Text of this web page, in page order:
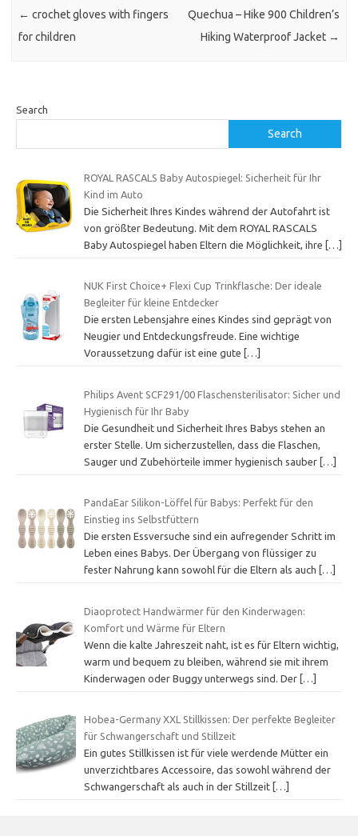
← crochet gloves with fingers
for children
Quechua – Hike 900 Children’s
Hiking Waterproof Jacket →
Search
Search
ROYAL RASCALS Baby Autospiegel: Sicherheit für Ihr
Kind im Auto
Die Sicherheit Ihres Kindes während der Autofahrt ist
von größter Bedeutung. Mit dem ROYAL RASCALS
Baby Autospiegel haben Eltern die Möglichkeit, ihre […]
NUK First Choice+ Flexi Cup Trinkflasche: Der ideale
Begleiter für kleine Entdecker
Die ersten Lebensjahre eines Kindes sind geprägt von
Neugier und Entdeckungsfreude. Eine wichtige
Voraussetzung dafür ist eine gute
[…]
Philips Avent SCF291/00 Flaschensterilisator: Sicher und
Hygienisch für Ihr Baby
Die Gesundheit und Sicherheit Ihres Babys stehen an
erster Stelle. Um sicherzustellen, dass die Flaschen,
Sauger und Zubehörteile immer hygienisch sauber […]
PandaEar Silikon-Löffel für Babys: Perfekt für den
Einstieg ins Selbstfüttern
Die ersten Essversuche sind ein aufregender Schritt im
Leben eines Babys. Der Übergang von flüssiger zu
fester Nahrung kann sowohl für die Eltern als auch
[…]
Diaoprotect Handwärmer für den Kinderwagen:
Komfort und Wärme für Eltern
Wenn die kalte Jahreszeit naht, ist es für Eltern wichtig,
warm und bequem zu bleiben, während sie mit ihrem
Kinderwagen oder Buggy unterwegs sind. Der […]
Hobea-Germany XXL Stillkissen: Der perfekte Begleiter
für Schwangerschaft und Stillzeit
Ein gutes Stillkissen ist für viele werdende Mütter ein
unverzichtbares Accessoire, das sowohl während der
Schwangerschaft als auch in der Stillzeit […]